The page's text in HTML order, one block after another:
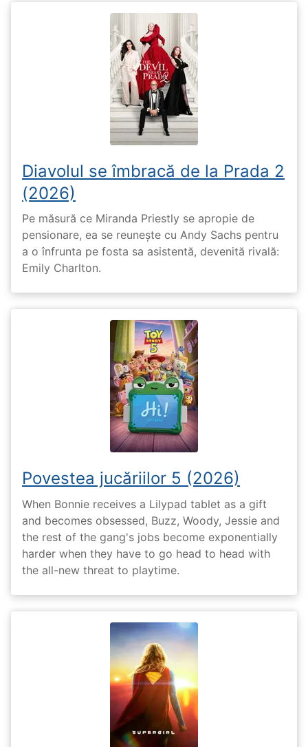
Diavolul se îmbracă de la Prada 2
(2026)
Pe măsură ce Miranda Priestly se apropie de
pensionare, ea se reunește cu Andy Sachs pentru
a o înfrunta pe fosta sa asistentă, devenită rivală:
Emily Charlton.
Povestea jucăriilor 5 (2026)
When Bonnie receives a Lilypad tablet as a gift
and becomes obsessed, Buzz, Woody, Jessie and
the rest of the gang's jobs become exponentially
harder when they have to go head to head with
the all-new threat to playtime.